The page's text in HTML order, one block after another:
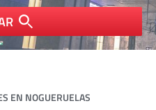
EN NOGUERUELAS